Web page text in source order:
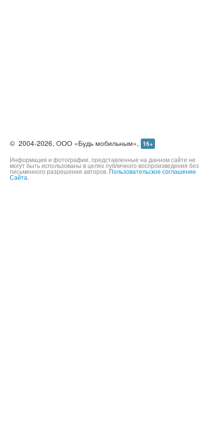
© 2004-2026, ООО «Будь мобильным», 16+
Информация и фотографии, представленные на данном сайте не
могут быть использованы в целях публичного воспроизведения без
письменного разрешения авторов. Пользовательское соглашение
Сайта.